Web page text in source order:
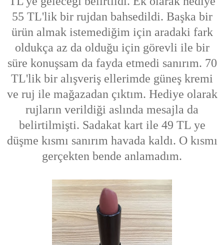
55 TL'lik bir rujdan bahsedildi. Başka bir
ürün almak istemediğim için aradaki fark
oldukça az da olduğu için görevli ile bir
süre konuşsam da fayda etmedi sanırım. 70
TL'lik bir alışveriş ellerimde güneş kremi
ve ruj ile mağazadan çıktım. Hediye olarak
rujların verildiği aslında mesajla da
belirtilmişti. Sadakat kart ile 49 TL ye
düşme kısmı sanırım havada kaldı. O kısmı
gerçekten bende anlamadım.